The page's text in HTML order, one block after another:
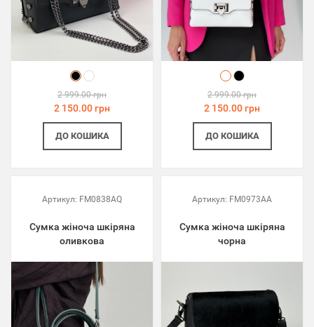
2 999.00 грн
2 150.00 грн
ДО КОШИКА
2 999.00 грн
2 150.00 грн
ДО КОШИКА
Артикул: FM0838AQ
Сумка жіноча шкіряна
оливкова
Артикул: FM0973AA
Сумка жіноча шкіряна
чорна